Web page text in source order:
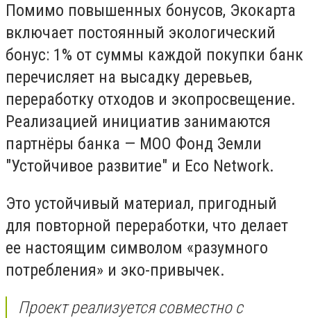
Помимо повышенных бонусов, Экокарта
включает постоянный экологический
бонус: 1% от суммы каждой покупки банк
перечисляет на высадку деревьев,
переработку отходов и экопросвещение.
Реализацией инициатив занимаются
партнёры банка — МОО Фонд Земли
"Устойчивое развитие" и Eco Network.
Это устойчивый материал, пригодный
для повторной переработки, что делает
ее настоящим символом «разумного
потребления» и эко-привычек.
Проект реализуется совместно с